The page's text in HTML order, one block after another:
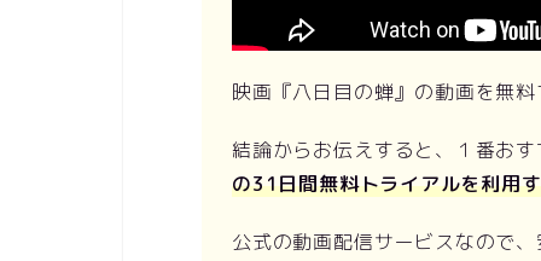
映画『八日目の蝉』の動画を無
結論からお伝えすると、１番お
の31日間無料トライアルを利用
公式の動画配信サービスなので